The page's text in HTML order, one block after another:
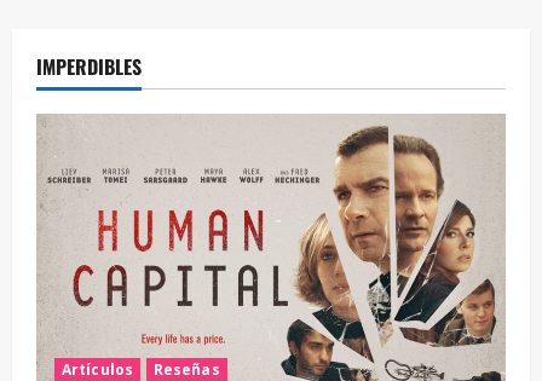
IMPERDIBLES
Artículos Reseñas